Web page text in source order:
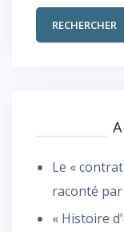
Le «
raconté
« Histoire